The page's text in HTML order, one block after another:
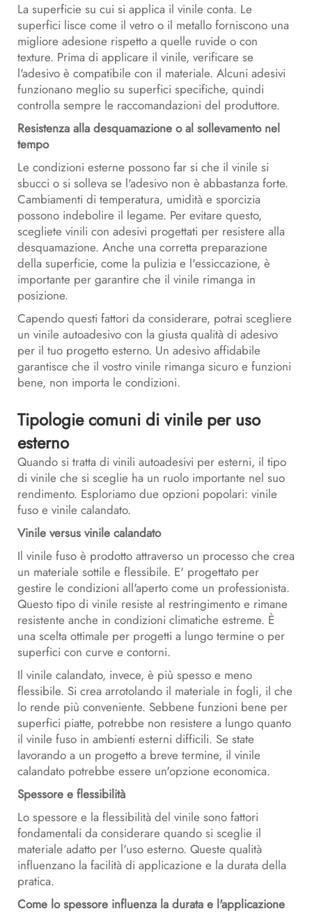
La superficie su cui si applica il vinile conta. Le
superfici lisce come il vetro o il metallo forniscono una
migliore adesione rispetto a quelle ruvide o con
texture. Prima di applicare il vinile, verificare se
l'adesivo è compatibile con il materiale. Alcuni adesivi
funzionano meglio su superfici specifiche, quindi
controlla sempre le raccomandazioni del produttore.
Resistenza alla desquamazione o al sollevamento nel
tempo
Le condizioni esterne possono far si che il vinile si
sbucci o si solleva se l'adesivo non è abbastanza forte.
Cambiamenti di temperatura, umidità e sporcizia
possono indebolire il legame. Per evitare questo,
scegliete vinili con adesivi progettati per resistere alla
desquamazione. Anche una corretta preparazione
della superficie, come la pulizia e l'essiccazione, è
importante per garantire che il vinile rimanga in
posizione.
Capendo questi fattori da considerare, potrai scegliere
un vinile autoadesivo con la giusta qualità di adesivo
per il tuo progetto esterno. Un adesivo affidabile
garantisce che il vostro vinile rimanga sicuro e funzioni
bene, non importa le condizioni.
Tipologie comuni di vinile per uso
esterno
Quando si tratta di vinili autoadesivi per esterni, il tipo
di vinile che si sceglie ha un ruolo importante nel suo
rendimento. Esploriamo due opzioni popolari: vinile
fuso e vinile calandato.
Vinile versus vinile calandato
Il vinile fuso è prodotto attraverso un processo che crea
un materiale sottile e flessibile. E' progettato per
gestire le condizioni all'aperto come un professionista.
Questo tipo di vinile resiste al restringimento e rimane
resistente anche in condizioni climatiche estreme. È
una scelta ottimale per progetti a lungo termine o per
superfici con curve e contorni.
Il vinile calandato, invece, è più spesso e meno
flessibile. Si crea arrotolando il materiale in fogli, il che
lo rende più conveniente. Sebbene funzioni bene per
superfici piatte, potrebbe non resistere a lungo quanto
il vinile fuso in ambienti esterni difficili. Se state
lavorando a un progetto a breve termine, il vinile
calandato potrebbe essere un'opzione economica.
Spessore e flessibilità
Lo spessore e la flessibilità del vinile sono fattori
fondamentali da considerare quando si sceglie il
materiale adatto per l'uso esterno. Queste qualità
influenzano la facilità di applicazione e la durata della
pratica.
Come lo spessore influenza la durata e l'applicazione